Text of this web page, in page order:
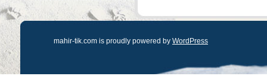
mahir-tik.com is proudly powered by WordPress